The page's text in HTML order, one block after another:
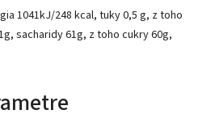
1041kJ/248 kcal, tuky 0,5 g, z toho
sacharidy 61g, z toho cukry 60g,